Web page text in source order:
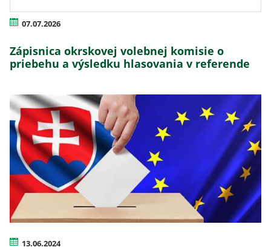
07.07.2026
Zápisnica okrskovej volebnej komisie o
priebehu a výsledku hlasovania v referende
13.06.2024